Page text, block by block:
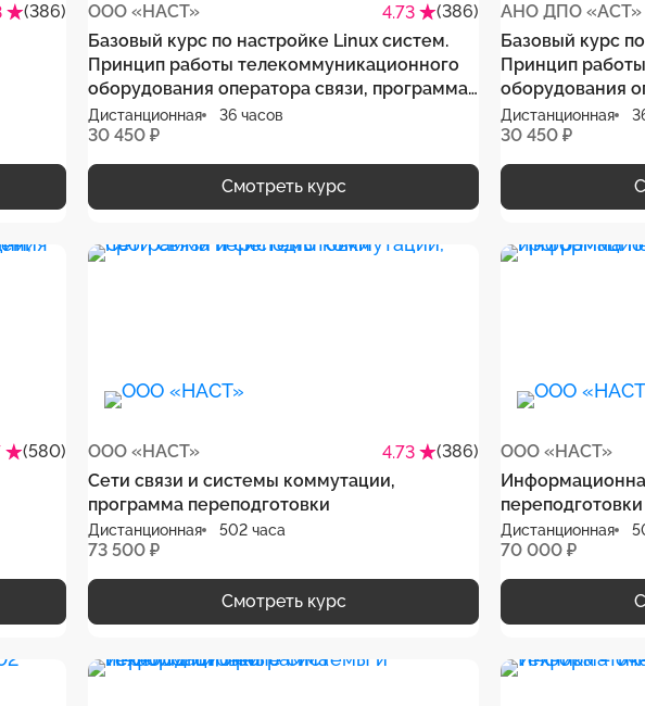
(386)
ООО «НАСТ» 4.73
(386)
Базовый курс по настройке Linux систем.
Принцип работы телекоммуникационного
оборудования оператора связи, программа
повышения квалификации
Дистанционная 36 часов
30 450 ₽
Смотреть курс
АНО ДПО «АСТ»
Базовый курс
Принцип
оборудования
дистанционная
Дистанционная
30 450 ₽
(580)
ООО «НАСТ» 4.73
(386)
Сети связи и системы коммутации,
программа переподготовки
Дистанционная 502 часа
73 500 ₽
Смотреть курс
ООО «НАСТ»
переподготовки
Дистанционная
70 000 ₽